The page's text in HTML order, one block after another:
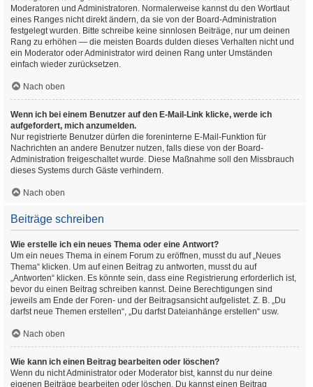
Moderatoren und Administratoren. Normalerweise kannst du den Wortlaut
eines Ranges nicht direkt ändern, da sie von der Board-Administration
festgelegt wurden. Bitte schreibe keine sinnlosen Beiträge, nur um deinen
Rang zu erhöhen — die meisten Boards dulden dieses Verhalten nicht und
ein Moderator oder Administrator wird deinen Rang unter Umständen
einfach wieder zurücksetzen.
Nach oben
Wenn ich bei einem Benutzer auf den E-Mail-Link klicke, werde ich
aufgefordert, mich anzumelden.
Nur registrierte Benutzer dürfen die foreninterne E-Mail-Funktion für
Nachrichten an andere Benutzer nutzen, falls diese von der Board-
Administration freigeschaltet wurde. Diese Maßnahme soll den Missbrauch
dieses Systems durch Gäste verhindern.
Nach oben
Beiträge schreiben
Wie erstelle ich ein neues Thema oder eine Antwort?
Um ein neues Thema in einem Forum zu eröffnen, musst du auf „Neues
Thema“ klicken. Um auf einen Beitrag zu antworten, musst du auf
„Antworten“ klicken. Es könnte sein, dass eine Registrierung erforderlich ist,
bevor du einen Beitrag schreiben kannst. Deine Berechtigungen sind
jeweils am Ende der Foren- und der Beitragsansicht aufgelistet. Z. B. „Du
darfst neue Themen erstellen“, „Du darfst Dateianhänge erstellen“ usw.
Nach oben
Wie kann ich einen Beitrag bearbeiten oder löschen?
Wenn du nicht Administrator oder Moderator bist, kannst du nur deine
eigenen Beiträge bearbeiten oder löschen. Du kannst einen Beitrag